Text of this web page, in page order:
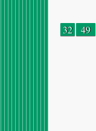
32 49